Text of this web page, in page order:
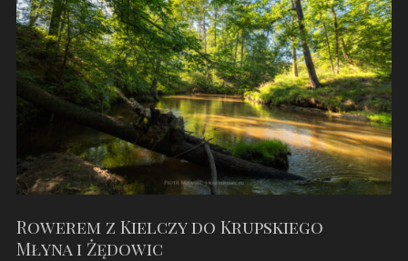
HUBERTUS"
Rowerem z Kielczy do Krupskiego
Młyna i Żędowic